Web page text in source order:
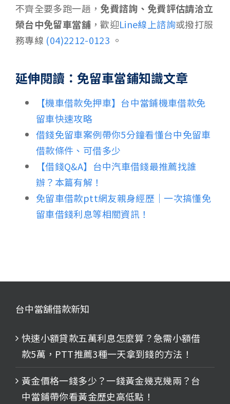
不齊全要多跑一趟， 免費諮詢、免費評估請洽立
榮台中免留車當舖，歡迎Line線上諮詢或撥打服
務專線 (04)2212-0123 。
延伸閱讀：免留車當鋪知識文章
【機車借款免押車】台中當鋪機車借款免
留車快速攻略
借錢免留車案例帶你5分鐘看懂台中免留車
借款條件、可借多少
【借錢Q&A】台中汽車借錢最推薦找誰
辦？本篇有解！
免留車借款ptt網友親身經歷｜一次搞懂免
留車借錢利息等相關資訊！
台中當舖借款新知
快速小額貸款五萬利息怎麼算？急需小額借
款5萬，PTT推薦3種一天拿到錢的方法！
黃金價格一錢多少？一錢黃金幾克幾兩？台
中當鋪帶你看黃金歷史高低點！